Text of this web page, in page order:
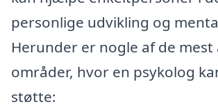
personlige udvikling og
Herunder er nogle af de
områder, hvor en psykolog
støtte: